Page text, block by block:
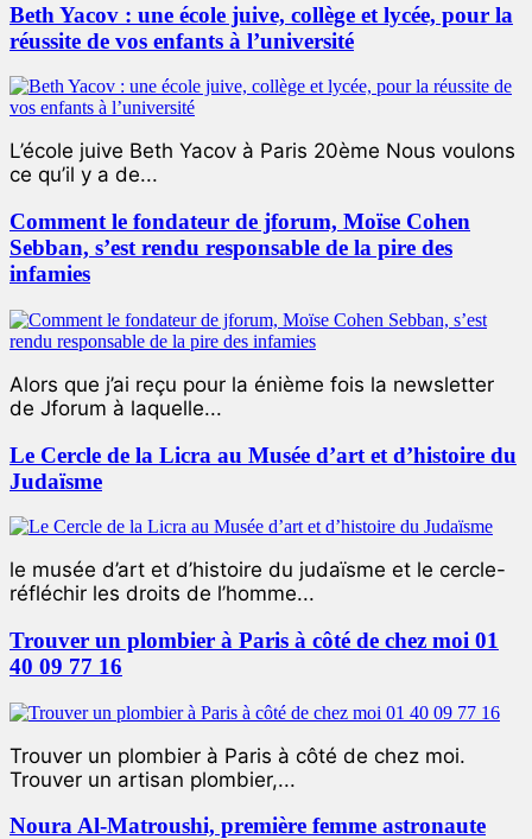
Beth Yacov : une école juive, collège et lycée, pour la
réussite de vos enfants à l’université
L’école juive Beth Yacov à Paris 20ème Nous voulons
ce qu’il y a de...
Comment le fondateur de jforum, Moïse Cohen
Sebban, s’est rendu responsable de la pire des
infamies
Alors que j’ai reçu pour la énième fois la newsletter
de Jforum à laquelle...
Le Cercle de la Licra au Musée d’art et d’histoire du
Judaïsme
le musée d’art et d’histoire du judaïsme et le cercle-
réfléchir les droits de l’homme...
Trouver un plombier à Paris à côté de chez moi 01
40 09 77 16
Trouver un plombier à Paris à côté de chez moi.
Trouver un artisan plombier,...
Noura Al-Matroushi, première femme astronaute